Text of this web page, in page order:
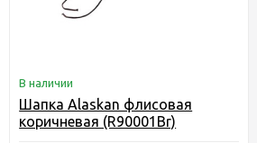
В наличии
Шапка Alaskan флисовая
коричневая (R90001Br)